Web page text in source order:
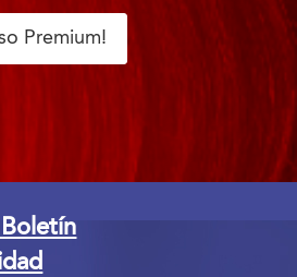
Premium!